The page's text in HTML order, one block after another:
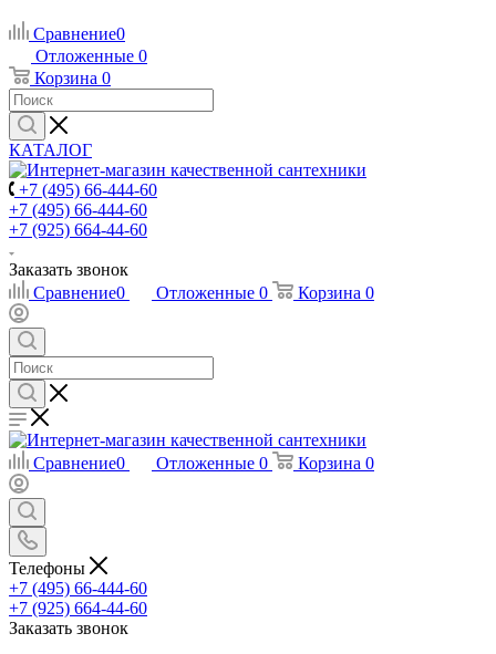
Сравнение0
Отложенные 0
Корзина 0
КАТАЛОГ
+7 (495) 66-444-60
+7 (495) 66-444-60
+7 (925) 664-44-60
Заказать звонок
Сравнение0 Отложенные 0 Корзина 0
Сравнение0 Отложенные 0 Корзина 0
Телефоны
+7 (495) 66-444-60
+7 (925) 664-44-60
Заказать звонок